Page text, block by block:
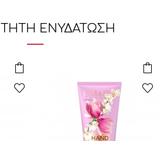
ΕΝΥΔΑΤΩΣΗ